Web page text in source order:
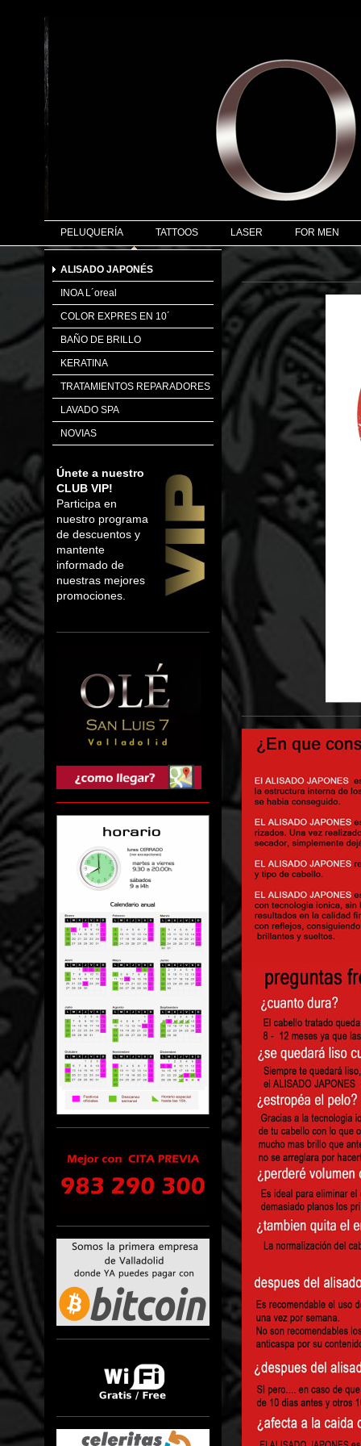
PELUQUERÍA TATTOOS LASER FOR MEN
ALISADO JAPONÉS
INOA L´oreal
COLOR EXPRES EN 10´
BAÑO DE BRILLO
KERATINA
TRATAMIENTOS REPARADORES
LAVADO SPA
NOVIAS
Únete a nuestro
CLUB VIP!
Participa en
nuestro programa
de descuentos y
mantente
informado de
nuestras mejores
promociones.